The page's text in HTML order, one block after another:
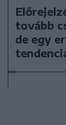
tovább
de egy